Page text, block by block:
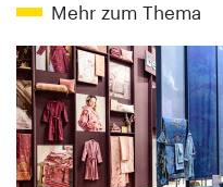
Mehr zum Thema